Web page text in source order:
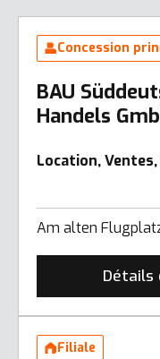
Concession
BAU
Handels
Location, Ventes,
Am alten
Détails
Filiale